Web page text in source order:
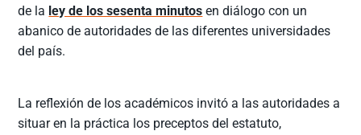
de la ley de los sesenta minutos en diálogo con un
abanico de autoridades de las diferentes universidades
del país.
La reflexión de los académicos invitó a las autoridades a
situar en la práctica los preceptos del estatuto,